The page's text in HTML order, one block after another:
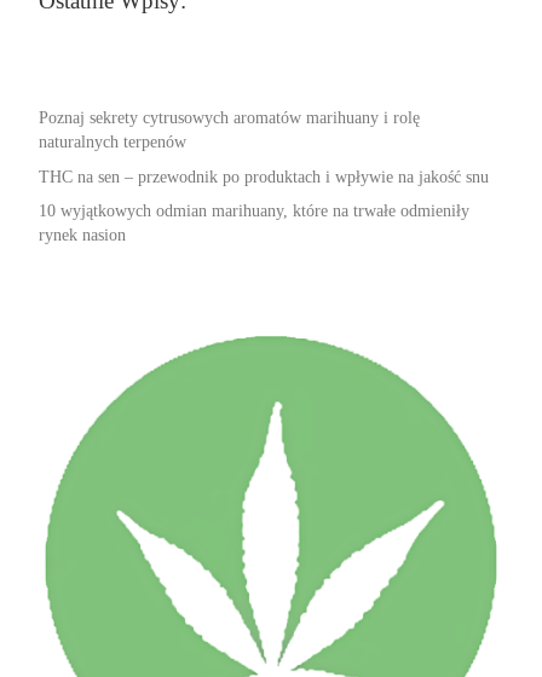
Poznaj sekrety cytrusowych aromatów marihuany i rolę
naturalnych terpenów
THC na sen – przewodnik po produktach i wpływie na jakość snu
10 wyjątkowych odmian marihuany, które na trwałe odmieniły
rynek nasion